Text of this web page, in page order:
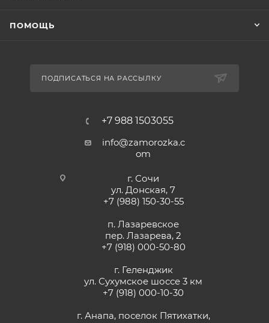
ПОМОЩЬ
ПОДПИСАТЬСЯ НА РАССЫЛКУ
+7 988 1503055
info@zamorozka.c
om
г. Сочи
ул. Донская, 7
+7 (988) 150-30-55
п. Лазаревское
пер. Лазарева, 2
+7 (918) 000-50-80
г. Геленджик
ул. Сухумское шоссе 3 км
+7 (918) 000-10-30
г. Анапа, поселок Пятихатки,